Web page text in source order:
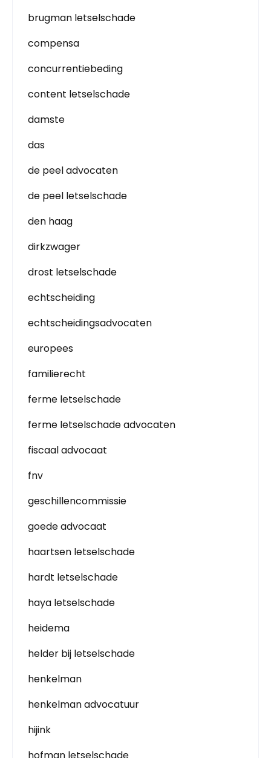
brugman letselschade
compensa
concurrentiebeding
content letselschade
damste
das
de peel advocaten
de peel letselschade
den haag
dirkzwager
drost letselschade
echtscheiding
echtscheidingsadvocaten
europees
familierecht
ferme letselschade
ferme letselschade advocaten
fiscaal advocaat
fnv
geschillencommissie
goede advocaat
haartsen letselschade
hardt letselschade
haya letselschade
heidema
helder bij letselschade
henkelman
henkelman advocatuur
hijink